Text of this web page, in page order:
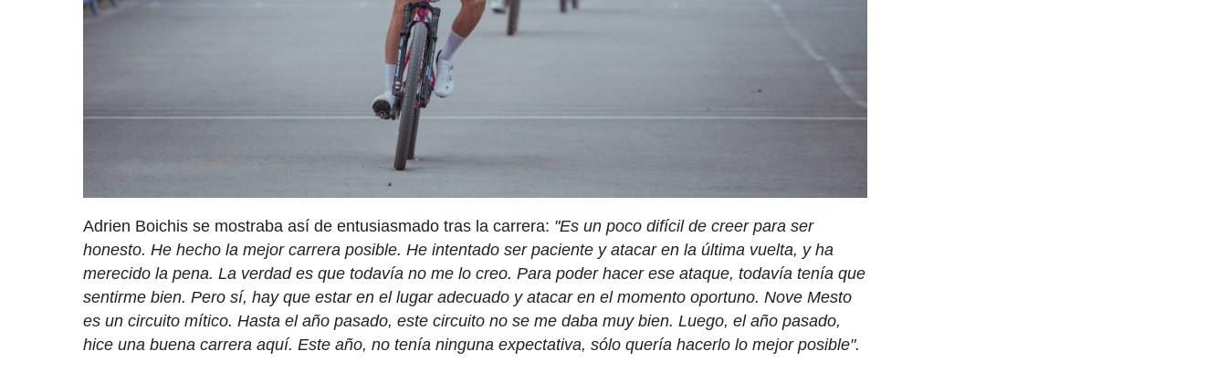
Adrien Boichis se mostraba así de entusiasmado tras la carrera: "Es un poco difícil de creer para ser
honesto. He hecho la mejor carrera posible. He intentado ser paciente y atacar en la última vuelta, y ha
merecido la pena. La verdad es que todavía no me lo creo. Para poder hacer ese ataque, todavía tenía que
sentirme bien. Pero sí, hay que estar en el lugar adecuado y atacar en el momento oportuno. Nove Mesto
es un circuito mítico. Hasta el año pasado, este circuito no se me daba muy bien. Luego, el año pasado,
hice una buena carrera aquí. Este año, no tenía ninguna expectativa, sólo quería hacerlo lo mejor posible".